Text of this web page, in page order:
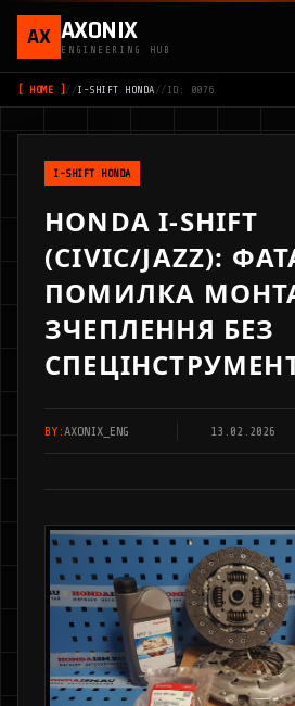
AX AXONIX
ENGINEERING HUB
[ HOME ] //I-SHIFT HONDA//ID: 0076
I-SHIFT HONDA
HONDA I-SHIFT
(CIVIC/JAZZ):
ПОМИЛКА
ЗЧЕПЛЕННЯ БЕЗ
BY:AXONIX_ENG 13.02.2026